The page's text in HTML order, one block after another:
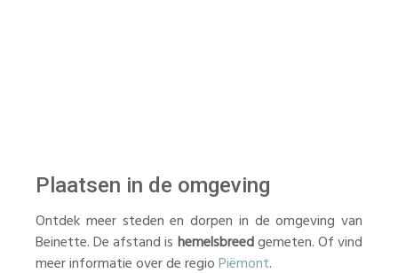
Plaatsen in de omgeving
Ontdek meer steden en dorpen in de omgeving van
Beinette. De afstand is hemelsbreedgemeten. Of vind
meer informatie over de regioPiëmont.